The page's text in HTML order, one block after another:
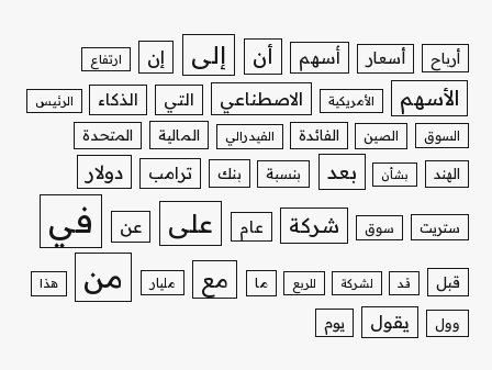
أرباح أسعار أسهم أن إلى إن ارتفاع
الأسهم الأمريكية الاصطناعي التي الذكاء الرئيس
السوق الصين الفائدة الفيدرالي المالية المتحدة
الهند بشأن بعد بنسبة بنك ترامب دولار
ستريت سوق شركة عام على عن في
قبل قد لشركة للربع ما مع مليار من هذا
وول يقول يوم